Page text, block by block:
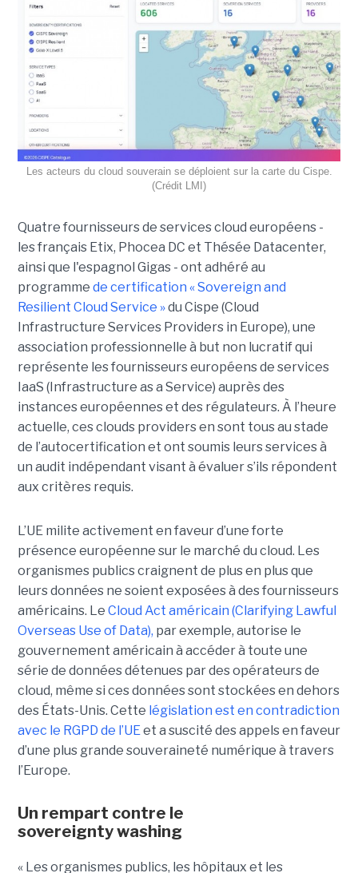
Les acteurs du cloud souverain se déploient sur la carte du Cispe.
(Crédit LMI)
Quatre fournisseurs de services cloud européens -
les français Etix, Phocea DC et Thésée Datacenter,
ainsi que l'espagnol Gigas - ont adhéré au
programme de certification « Sovereign and
Resilient Cloud Service »du Cispe (Cloud
Infrastructure Services Providers in Europe), une
association professionnelle à but non lucratif qui
représente les fournisseurs européens de services
IaaS (Infrastructure as a Service) auprès des
instances européennes et des régulateurs. À l’heure
actuelle, ces clouds providers en sont tous au stade
de l’autocertification et ont soumis leurs services à
un audit indépendant visant à évaluer s’ils répondent
aux critères requis.
L’UE milite activement en faveur d’une forte
présence européenne sur le marché du cloud. Les
organismes publics craignent de plus en plus que
leurs données ne soient exposées à des fournisseurs
américains. Le Cloud Act américain (Clarifying Lawful
Overseas Use of Data), par exemple, autorise le
gouvernement américain à accéder à toute une
série de données détenues par des opérateurs de
cloud, même si ces données sont stockées en dehors
des États-Unis. Cette législation est en contradiction
avec le RGPD de l’UEet a suscité des appels en faveur
d’une plus grande souveraineté numérique à travers
l’Europe.
Un rempart contre le
sovereignty washing
« Les organismes publics, les hôpitaux et les